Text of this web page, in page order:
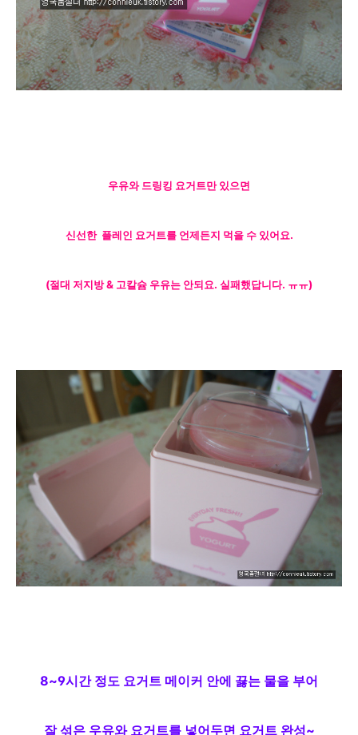
우유와 드링킹 요거트만 있으면
신선한 플레인 요거트를 언제든지 먹을 수 있어요.
(절대 저지방 & 고칼슘 우유는 안되요. 실패했답니다. ㅠㅠ)
8~9시간 정도 요거트 메이커 안에 끓는 물을 부어
잘 섞은 우유와 요거트를 넣어두면 요거트 완성~